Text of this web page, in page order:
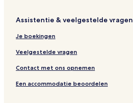
Assistentie & veelgestelde vragen
Je boekingen
Veelgestelde vragen
Contact met ons opnemen
Een accommodatie beoordelen